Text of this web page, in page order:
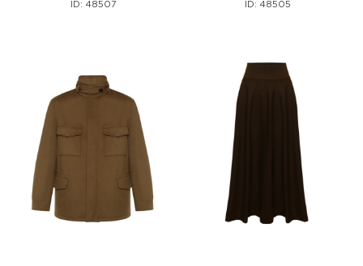
ID: 48507 ID: 48505